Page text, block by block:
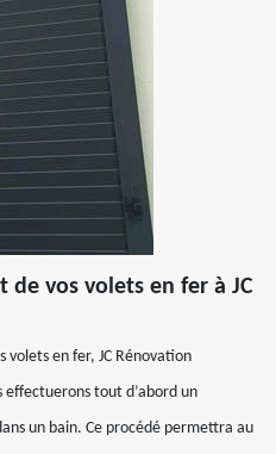
de vos volets en fer à JC
volets en fer, JC Rénovation
effectuerons tout d’abord un
un bain. Ce procédé permettra au